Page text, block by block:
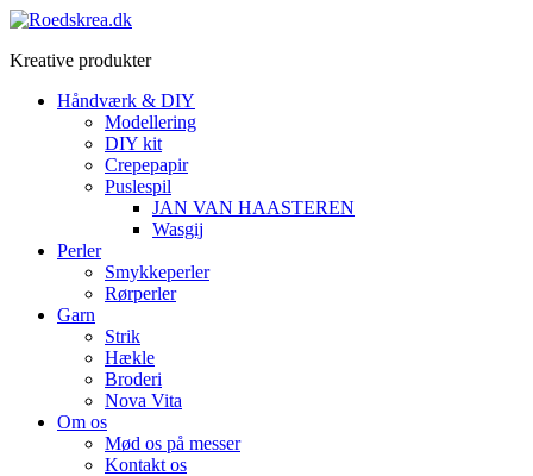
Videre
indhold
Kreative produkter
Håndværk & DIY
Modellering
DIY kit
Crepepapir
Puslespil
JAN VAN HAASTEREN
Wasgij
Perler
Smykkeperler
Rørperler
Garn
Strik
Hækle
Broderi
Nova Vita
Om os
Mød os på messer
Kontakt os